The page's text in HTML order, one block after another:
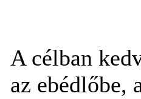
A célban
az ebédlőbe,